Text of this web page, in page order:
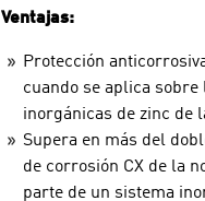
Ventajas:
Protección
cuando se aplica
inorgánicas de zinc de
Supera en más del
de corrosión CX de la
parte de un sistema